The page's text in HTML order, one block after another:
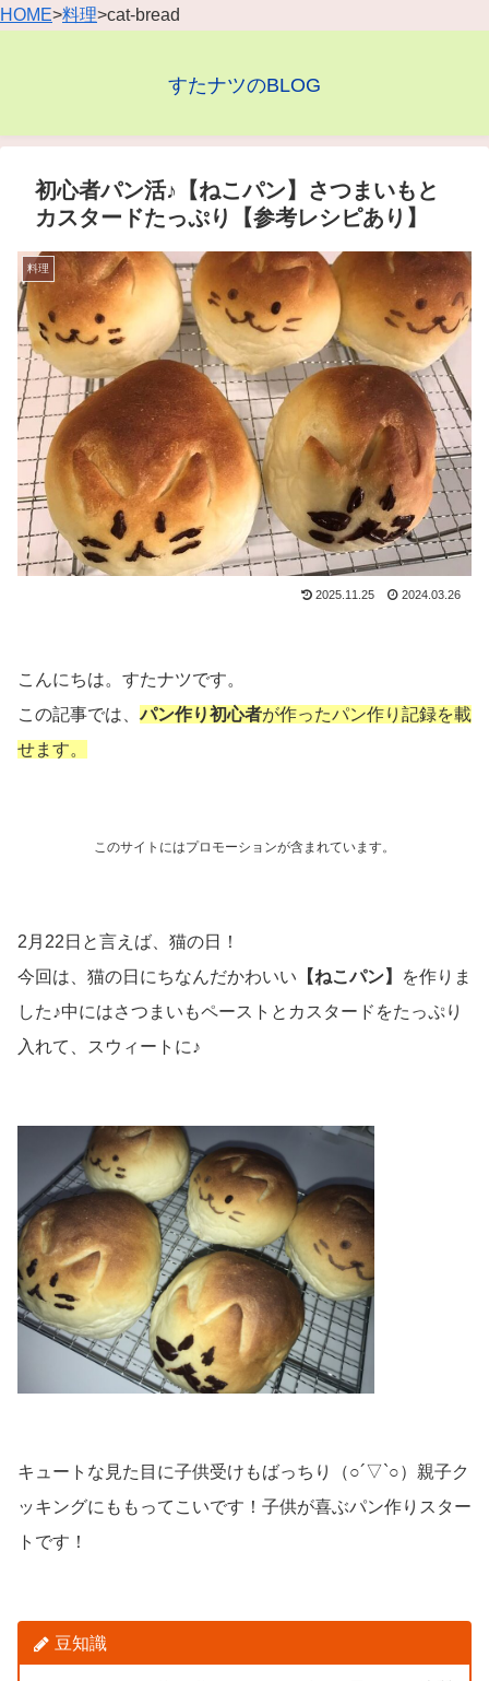
HOME>料理>cat-bread
すたナツのBLOG
初心者パン活♪【ねこパン】さつまいもと
カスタードたっぷり【参考レシピあり】
料理
2025.11.25 2024.03.26
こんにちは。すたナツです。
この記事では、パン作り初心者が作ったパン作り記録を載
せます。
このサイトにはプロモーションが含まれています。
2月22日と言えば、猫の日！
今回は、猫の日にちなんだかわいい 【ねこパン】
を作りま
した♪中にはさつまいもペーストとカスタードをたっぷり
入れて、スウィートに♪
キュートな見た目に子供受けもばっちり（○´▽`○）親子ク
ッキングにももってこいです！子供が喜ぶパン作りスター
トです！
豆知識